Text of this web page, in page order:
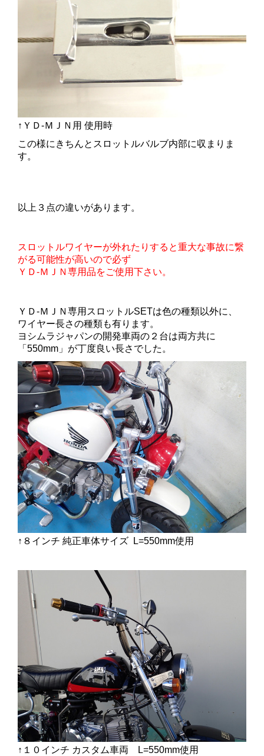
↑ＹＤ-ＭＪＮ用 使用時
この様にきちんとスロットルバルブ内部に収まりま
す。
以上３点の違いがあります。
スロットルワイヤーが外れたりすると重大な事故に繋
がる可能性が高いので必ず
ＹＤ-ＭＪＮ専用品をご使用下さい。
ＹＤ-ＭＪＮ専用スロットルSETは色の種類以外に、
ワイヤー長さの種類も有ります。
ヨシムラジャパンの開発車両の２台は両方共に
「550mm」が丁度良い長さでした。
↑８インチ 純正車体サイズ L=550mm使用
↑１０インチ カスタム車両 L=550mm使用